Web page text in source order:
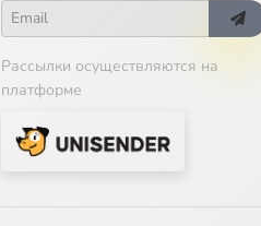
Рассылки осуществляются на
платформе